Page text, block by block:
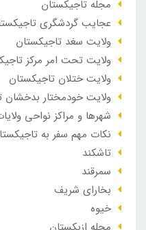
مجله تاجیکستان
عجایب گردشگری
ولایت سغد تاجیکستان
ولایت تحت امر مرکز
ولایت ختلان تاجیکستان
ولایت خودمختار بدخشان
شهرها و مراکز نواحی
نکات مهم سفر به
تاشکند
سمرقند
بخارای شریف
خیوه